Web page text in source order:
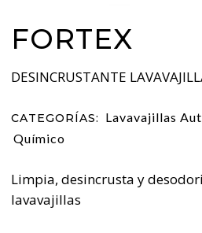
FORTEX
DESINCRUSTANTE
CATEGORÍAS: Lavavajillas
Químico
Limpia, desincrusta y
lavavajillas